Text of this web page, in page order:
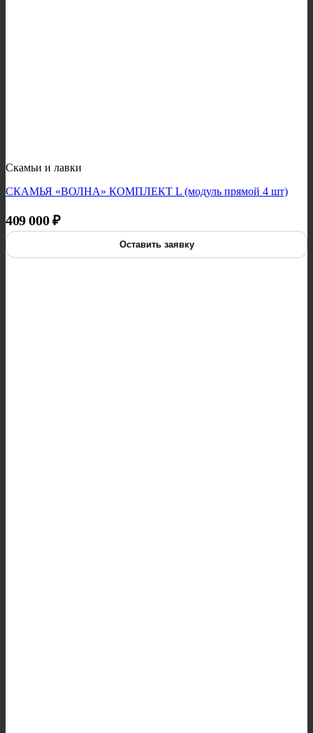
Скамьи и лавки
СКАМЬЯ «ВОЛНА» КОМПЛЕКТ L (модуль прямой 4 шт)
409 000₽
Оставить заявку